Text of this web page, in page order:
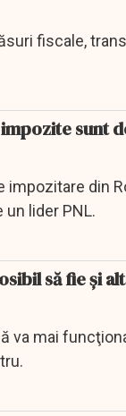
fiscale,
sunt
impozitare din
lider PNL.
să fie şi
va mai